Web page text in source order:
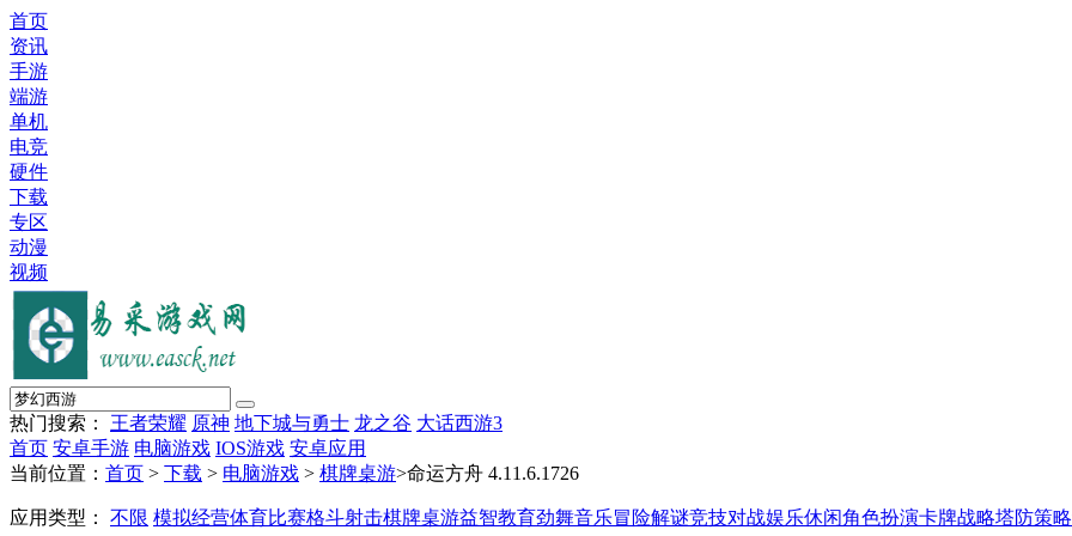
首页
资讯
手游
端游
单机
电竞
硬件
下载
专区
动漫
视频
热门搜索： 王者荣耀 原神 地下城与勇士 龙之谷 大话西游3
首页 安卓手游 电脑游戏 IOS游戏 安卓应用
当前位置： 首页 > 下载 > 电脑游戏 > 棋牌桌游>命运方舟 4.11.6.1726
应用类型： 不限 模拟经营体育比赛格斗射击棋牌桌游益智教育劲舞音乐冒险解谜竞技对战娱乐休闲角色扮演卡牌战略塔防策略